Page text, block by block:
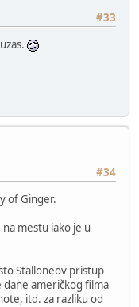
#33
#34
of Ginger.
mestu iako je u
Stalloneov pristup
dane američkog filma
itd. za razliku od